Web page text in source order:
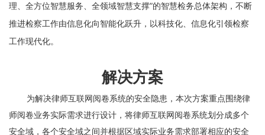
理、全方位智慧服务、全领域智慧支撑”的智慧检务总体架构，不断
推进检察工作由信息化向智能化跃升，以科技化、信息化引领检察
工作现代化。
解决方案
为解决律师互联网阅卷系统的安全隐患，本次方案重点围绕律
师阅卷业务实际需求进行设计，将律师互联网阅卷系统划分成多个
安全域，各个安全域之间并根据区域实际业务需求部署相应的安全